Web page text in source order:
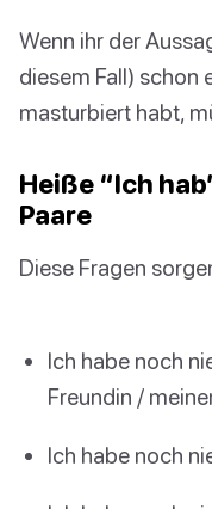
Wenn ihr der
diesem Fall) schon
masturbiert habt,
Heiße “Ich
Paare
Diese Fragen
Ich habe noch
Freundin /
Ich habe noch